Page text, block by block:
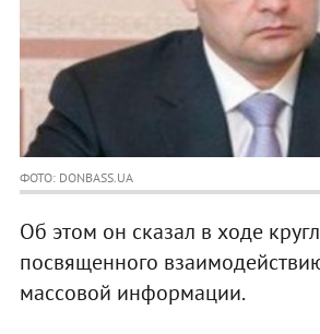
ФОТО: DONBASS.UA
Об этом он сказал в ходе
посвященного
массовой информации.